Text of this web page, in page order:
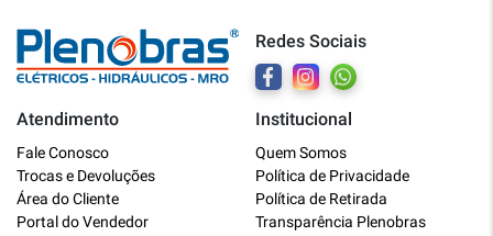
Redes Sociais
Atendimento
Fale Conosco
Trocas e Devoluções
Área do Cliente
Portal do Vendedor
Institucional
Quem Somos
Política de Privacidade
Política de Retirada
Transparência Plenobras
Online
Bem vindo a Plenobras! Aqui você